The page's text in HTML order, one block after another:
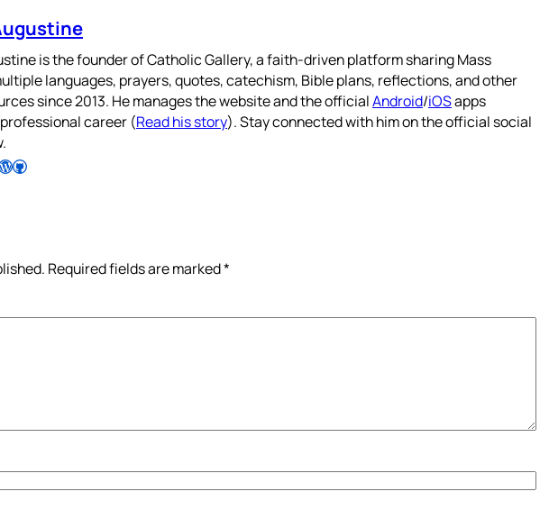
is the founder of Catholic Gallery, a faith-driven platform sharing Mass
languages, prayers, quotes, catechism, Bible plans, reflections, and other
since 2013. He manages the website and the officialAndroid/iOSapps
career (Read his story). Stay connected with him on the official social
WordPress Follow Pradeep on GitHub
Required fields are marked*